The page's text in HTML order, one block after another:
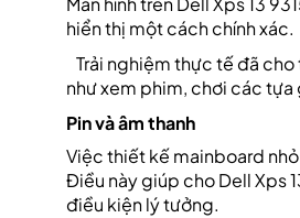
hiển thị một cách chính xác.
Trải nghiệm thực tế đã
như xem phim, chơi các tựa
Pin và âm thanh
Việc thiết kế mainboard
Điều này giúp cho Dell Xps
điều kiện lý tưởng.